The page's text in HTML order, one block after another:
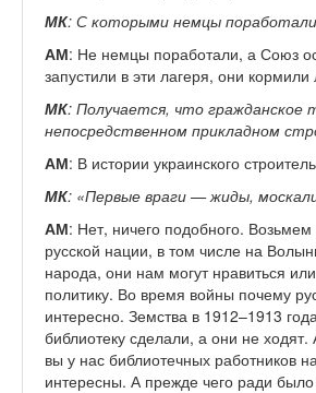
МК: С которыми немцы
АМ: Не немцы поработали, а Союз
запустили в эти лагеря, они
МК: Получается, что гражданское
непосредственном прикладном
АМ: В истории украинского
МК: «Первые враги — жиды,
АМ: Нет, ничего подобного.
русской нации, в том числе на
народа, они нам могут нравиться
политику. Во время войны почему
интересно. Земства в 1912–1913
библиотеку сделали, а они не
вы у нас библиотечных работников
интересны. А прежде чего ради было